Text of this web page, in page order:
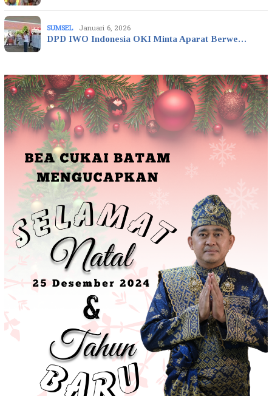
SUMSEL Januari 6, 2026
DPD IWO Indonesia OKI Minta Aparat Berwe…